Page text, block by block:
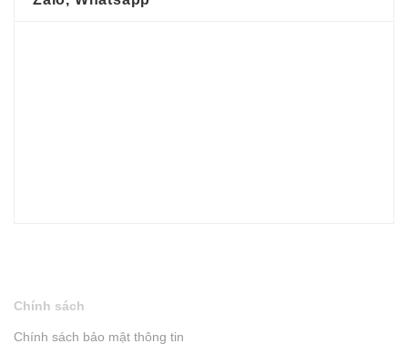
Chính sách
Chính sách bảo mật thông tin